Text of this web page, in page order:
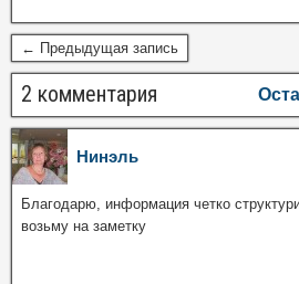
← Предыдущая запись
2 комментария
Нинэль
Благодарю, информация четко
возьму на заметку